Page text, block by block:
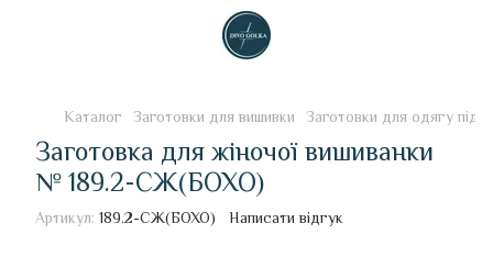
Каталог Заготовки для вишивки Заготовки для одягу під
Заготовка для жіночої вишиванки
№ 189.2-СЖ(БОХО)
Артикул: 189.2-СЖ(БОХО) Написати відгук